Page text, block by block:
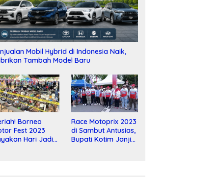
Mobil Hybrid di Indonesia Naik,
Tambah Model Baru
Borneo
Fest 2023
Hari Jadi
Race Motoprix 2023
di Sambut Antusias,
Bupati Kotim Janji